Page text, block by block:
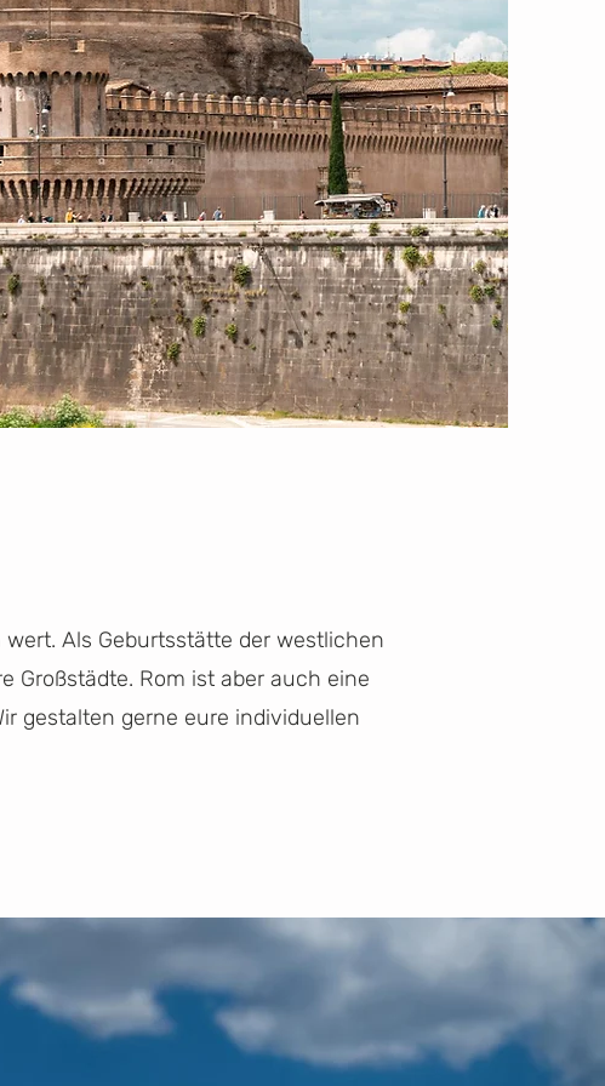
Als Geburtsstätte der westlichen
Großstädte. Rom ist aber auch eine
gestalten gerne eure individuellen